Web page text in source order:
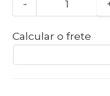
-
Calcular o frete